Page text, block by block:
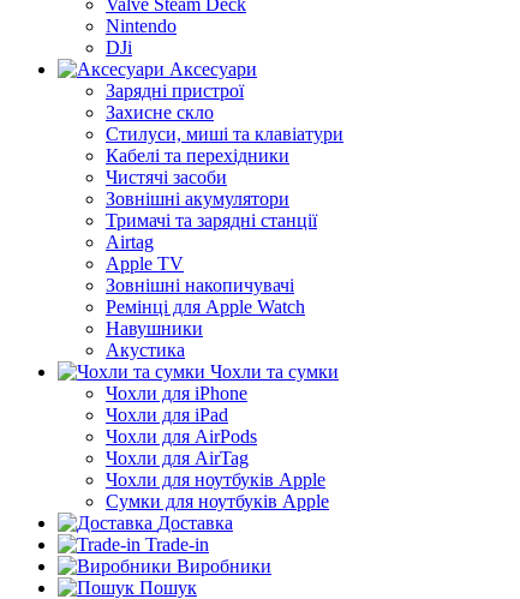
Valve Steam Deck
Nintendo
DJi
Аксесуари
Зарядні пристрої
Захисне скло
Стилуси, миші та клавіатури
Кабелі та перехідники
Чистячі засоби
Зовнішні акумулятори
Тримачі та зарядні станції
Airtag
Apple TV
Зовнішні накопичувачі
Ремінці для Apple Watch
Навушники
Акустика
Чохли та сумки
Чохли для iPhone
Чохли для iPad
Чохли для AirPods
Чохли для AirTag
Чохли для ноутбуків Apple
Сумки для ноутбуків Apple
Доставка
Trade-in
Виробники
Пошук